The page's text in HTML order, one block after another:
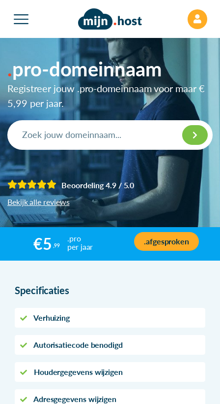
pro-domeinnaam
Registreer jouw .pro-domeinnaam voor maar €
5,99 per jaar.
Beoordeling 4.9 / 5.0
Bekijk alle reviews
€5 ,99
.pro
per jaar
.afgesproken
Specificaties
Verhuizing
Autorisatiecode benodigd
Houdergegevens wijzigen
Adresgegevens wijzigen